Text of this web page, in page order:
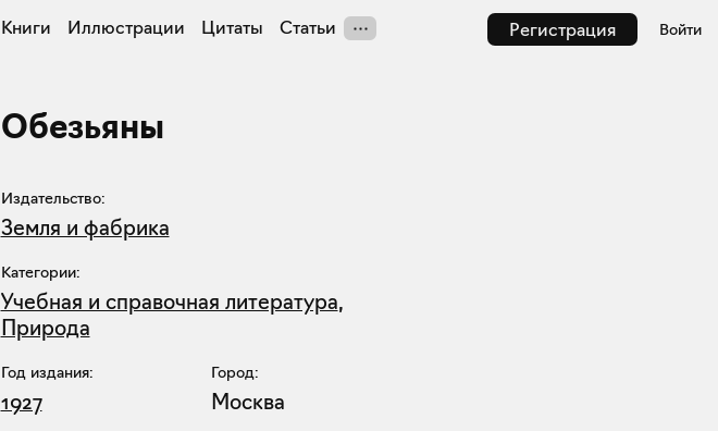
Регистрация Войти
Книги Иллюстрации Цитаты Статьи
Обезьяны
Издательство:
Земля и фабрика
Категории:
Учебная и справочная литература,
Природа
Год издания:
1927
Город:
Москва